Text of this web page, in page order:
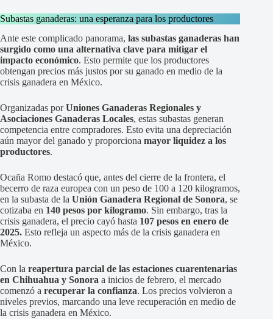
Subastas ganaderas: una esperanza para los productores
Ante este complicado panorama, las subastas ganaderas han
surgido como una alternativa clave para mitigar el
impacto económico. Esto permite que los productores
obtengan precios más justos por su ganado en medio de la
crisis ganadera en México.
Organizadas porUniones Ganaderas Regionales y
Asociaciones Ganaderas Locales, estas subastas generan
competencia entre compradores. Esto evita una depreciación
aún mayor del ganado y proporciona mayor liquidez a los
productores.
Ocaña Romo destacó que, antes del cierre de la frontera, el
becerro de raza europea con un peso de 100 a 120 kilogramos,
en la subasta de la Unión Ganadera Regional de Sonora, se
cotizaba en 140 pesos por kilogramo. Sin embargo, tras la
crisis ganadera, el precio cayó hasta 107 pesos en enero de
2025. Esto refleja un aspecto más de la crisis ganadera en
México.
Con la reapertura parcial de las estaciones cuarentenarias
en Chihuahua y Sonora a inicios de febrero, el mercado
comenzó a recuperar la confianza. Los precios volvieron a
niveles previos, marcando una leve recuperación en medio de
la crisis ganadera en México.